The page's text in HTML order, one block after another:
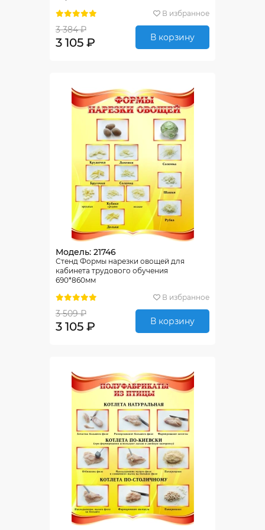
В избранное
3 384 ₽
3 105 ₽ В корзину
Модель: 21746
Стенд Формы нарезки овощей для
кабинета трудового обучения
690*860мм
В избранное
3 509 ₽
3 105 ₽ В корзину